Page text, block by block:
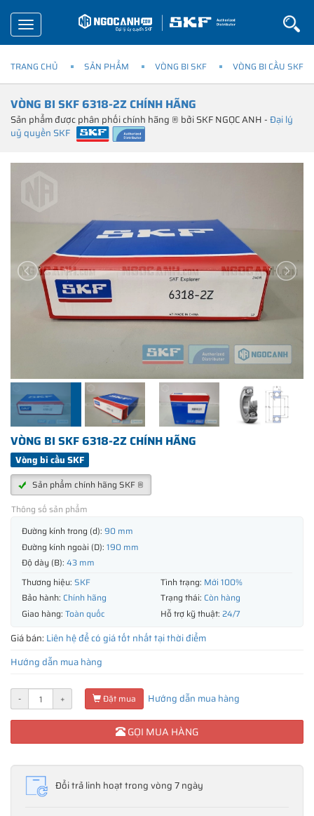
Toggle
navigation
TRANG CHỦ SẢN PHẨM VÒNG BI SKF VÒNG BI CẦU SKF
VÒNG BI SKF 6318-2Z CHÍNH HÃNG
Sản phẩm được phân phối chính hãng ® bởi SKF NGỌC ANH -Đại lý
uỷ quyền SKF
VÒNG BI SKF 6318-2Z CHÍNH HÃNG
Vòng bi cầu SKF
Sản phẩm chính hãng SKF ®
Thông số sản phẩm
Đường kính trong (d): 90 mm
Đường kính ngoài (D): 190 mm
Độ dày (B): 43 mm
Thương hiệu: SKF Tình trạng: Mới 100%
Bảo hành: Chính hãng Trạng thái: Còn hàng
Giao hàng: Toàn quốc Hỗ trợ kỹ thuật: 24/7
Giá bán: Liên hệ để có giá tốt nhất tại thời điểm
Hướng dẫn mua hàng
- + Đặt mua Hướng dẫn mua hàng
GỌI MUA HÀNG
Đổi trả linh hoạt trong vòng 7 ngày